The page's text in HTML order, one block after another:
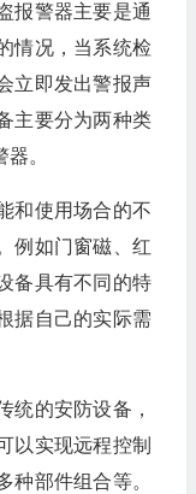
报警器主要是通
情况，当系统检
立即发出警报声
主要分为两种类
。
和使用场合的不
例如门窗磁、红
备具有不同的特
据自己的实际需
统的安防设备，
以实现远程控制
种部件组合等。